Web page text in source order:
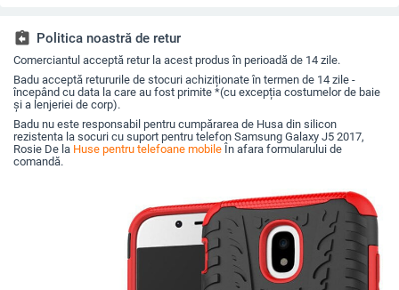
assignment_return Politica noastră de retur
Comerciantul acceptă retur la acest produs în perioadă de 14 zile.
Badu acceptă retururile de stocuri achiziționate în termen de 14 zile -
începând cu data la care au fost primite *(cu excepția costumelor de baie
și a lenjeriei de corp).
Badu nu este responsabil pentru cumpărarea de Husa din silicon
rezistenta la socuri cu suport pentru telefon Samsung Galaxy J5 2017,
Rosie De la Huse pentru telefoane mobile În afara formularului de
comandă.